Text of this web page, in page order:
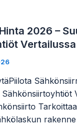
2026 –
Vertailussa